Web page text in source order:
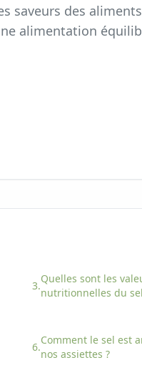
saveurs des
alimentation
3.
Quelles sont les
nutritionnelles du sel
6.
Comment le sel est
nos assiettes ?